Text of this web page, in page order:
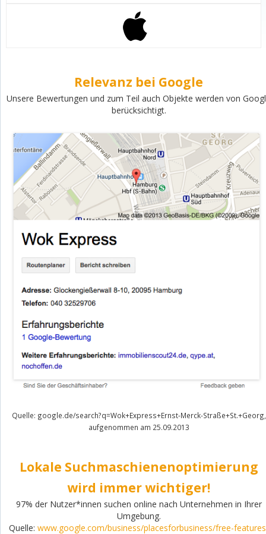
Relevanz bei Google
Unsere Bewertungen und zum Teil auch Objekte werden von
berücksichtigt.
Quelle: google.de/search?q=Wok+Express+Ernst-Merck-Straße+St.+Georg,
aufgenommen am 25.09.2013
Lokale Suchmaschienenoptimierung
wird immer wichtiger!
97% der Nutzer*innen suchen online nach Unternehmen in Ihrer
Umgebung.
Quelle: www.google.com/business/placesforbusiness/free-